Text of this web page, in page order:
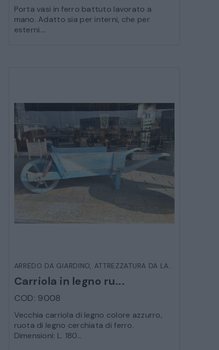
Porta vasi in ferro battuto lavorato a
mano. Adatto sia per interni, che per
esterni....
ARREDO DA GIARDINO, ATTREZZATURA DA LAVORO D'EPOCA
Carriola in legno ru...
COD: 9008
Vecchia carriola di legno colore azzurro,
ruota di legno cerchiata di ferro.
Dimensioni: L. 180...